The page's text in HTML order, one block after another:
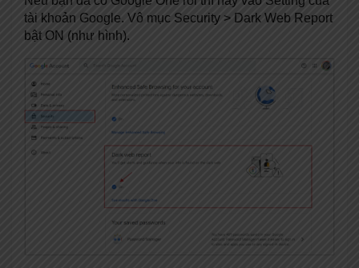
tài khoản Google. Vô mục Security > Dark Web Report
bật ON (như hình).